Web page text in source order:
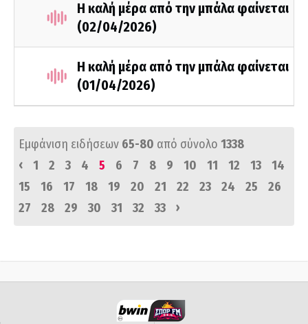
Η καλή μέρα από την μπάλα φαίνεται
(02/04/2026)
Η καλή μέρα από την μπάλα φαίνεται
(01/04/2026)
Εμφάνιση ειδήσεων 65-80 από σύνολο 1338
‹
1 2 3 4 5 6 7 8 9 10 11 12 13
14
15
16 17 18 19 20 21 22 23 24 25
26
27
28 29 30 31 32 33 ›